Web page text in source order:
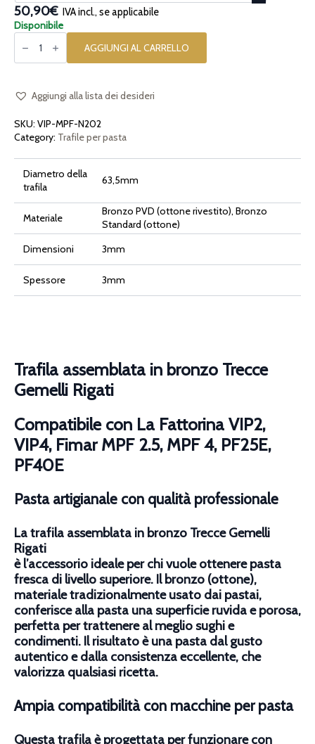
50,90€ IVA incl., se applicabile
Disponibile
Trafila
assemblata
bronzo
Rigati
La
Fattorina
MPF
2.5,
MPF
4,
PF25E,
PF40E
quantità
AGGIUNGI AL CARRELLO
Aggiungi alla lista dei desideri
SKU: VIP-MPF-N202
Category: Trafile per pasta
Diametro della
trafila
63,5mm
Materiale
Bronzo PVD (ottone rivestito), Bronzo
Standard (ottone)
Dimensioni
3mm
Spessore 3mm
Trafila assemblata in bronzo Trecce
Gemelli Rigati
Compatibile con La Fattorina VIP2,
VIP4, Fimar MPF 2.5, MPF 4, PF25E,
PF40E
Pasta artigianale con qualità professionale
Latrafila assemblata in bronzo Trecce Gemelli
Rigati
è l’accessorio ideale per chi vuole ottenere pasta
fresca di livello superiore. Il bronzo (ottone),
materiale tradizionalmente usato dai pastai,
conferisce alla pasta una superficie ruvida e porosa,
perfetta per trattenere al meglio sughi e
condimenti. Il risultato è una pasta dal gusto
autentico e dalla consistenza eccellente, che
valorizza qualsiasi ricetta.
Ampia compatibilità con macchine per pasta
Questa trafila è progettata per funzionare con